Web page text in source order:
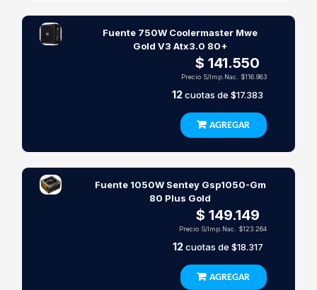
Fuente 750W Coolermaster Mwe
Gold V3 Atx3.0 80+
$ 141.550
Precio S/Imp.Nac. $116.983
12cuotas de $17.383
AGREGAR
Fuente 1050W Sentey Gsp1050-Gm
80 Plus Gold
$ 149.149
Precio S/Imp.Nac. $123.264
12cuotas de $18.317
AGREGAR